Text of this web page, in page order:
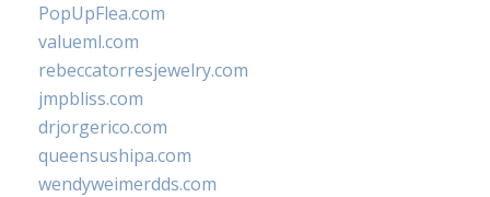
PopUpFlea.com
valueml.com
rebeccatorresjewelry.com
jmpbliss.com
drjorgerico.com
queensushipa.com
wendyweimerdds.com